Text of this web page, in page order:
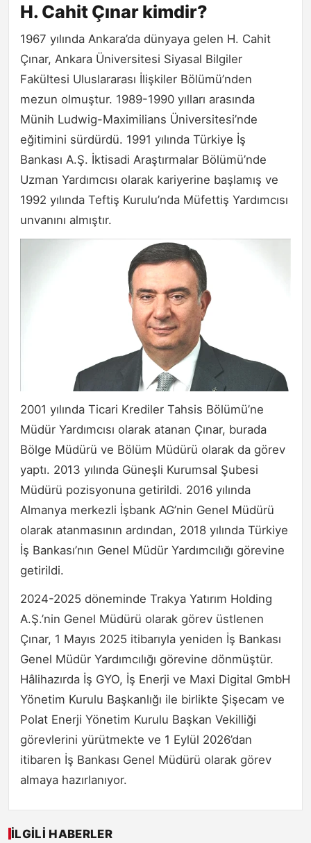
H. Cahit Çınar kimdir?
1967 yılında Ankara’da dünyaya gelen H. Cahit
Çınar, Ankara Üniversitesi Siyasal Bilgiler
Fakültesi Uluslararası İlişkiler Bölümü’nden
mezun olmuştur. 1989-1990 yılları arasında
Münih Ludwig-Maximilians Üniversitesi’nde
eğitimini sürdürdü. 1991 yılında Türkiye İş
Bankası A.Ş. İktisadi Araştırmalar Bölümü’nde
Uzman Yardımcısı olarak kariyerine başlamış ve
1992 yılında Teftiş Kurulu’nda Müfettiş Yardımcısı
unvanını almıştır.
2001 yılında Ticari Krediler Tahsis Bölümü’ne
Müdür Yardımcısı olarak atanan Çınar, burada
Bölge Müdürü ve Bölüm Müdürü olarak da görev
yaptı. 2013 yılında Güneşli Kurumsal Şubesi
Müdürü pozisyonuna getirildi. 2016 yılında
Almanya merkezli İşbank AG’nin Genel Müdürü
olarak atanmasının ardından, 2018 yılında Türkiye
İş Bankası’nın Genel Müdür Yardımcılığı görevine
getirildi.
2024-2025 döneminde Trakya Yatırım Holding
A.Ş.’nin Genel Müdürü olarak görev üstlenen
Çınar, 1 Mayıs 2025 itibarıyla yeniden İş Bankası
Genel Müdür Yardımcılığı görevine dönmüştür.
Hâlihazırda İş GYO, İş Enerji ve Maxi Digital GmbH
Yönetim Kurulu Başkanlığı ile birlikte Şişecam ve
Polat Enerji Yönetim Kurulu Başkan Vekilliği
görevlerini yürütmekte ve 1 Eylül 2026’dan
itibaren İş Bankası Genel Müdürü olarak görev
almaya hazırlanıyor.
İLGILI HABERLER